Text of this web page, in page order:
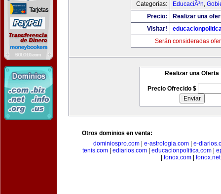
Categorias:
EducaciÃ³n,
Precio:
Realizar una
Visitar!
Serán consideradas
Realizar una Oferta
Precio Ofrecido $
Otros dominios en venta:
dominiospro.com
e-astrologia.com
e-
tenis.com
ediarios.com educacionpolitica.com
fonox.com| fonox.net